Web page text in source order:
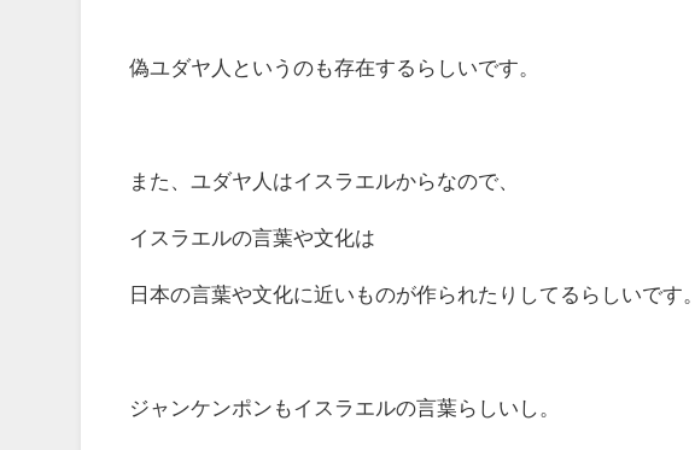
偽ユダヤ人というのも存在するらしいです。
また、ユダヤ人はイスラエルからなので、
イスラエルの言葉や文化は
日本の言葉や文化に近いものが作られたりしてるらしいです。
ジャンケンポンもイスラエルの言葉らしいし。